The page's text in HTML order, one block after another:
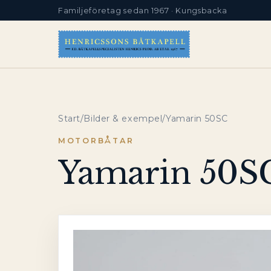
Familjeföretag sedan 1967 · Kungsbacka
Start/Bilder & exempel/Yamarin 50SC
MOTORBÅTAR
Yamarin